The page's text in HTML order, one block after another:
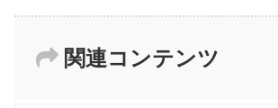
関連コンテンツ